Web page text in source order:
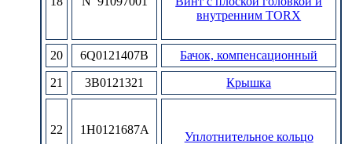
внутренним TORX
20 6Q0121407B Бачок, компенсационный
21 3B0121321 Крышка
22 1H0121687A
Уплотнительное кольцо